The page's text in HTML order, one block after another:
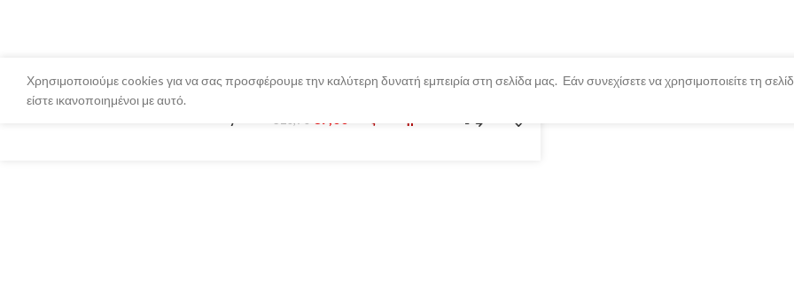
Χρησιμοποιούμε cookies για να σας προσφέρουμε την καλύτερη δυνατή εμπειρία στη σελίδα μας. Εάν συνεχίσετε να χρησιμοποιείτε τη
είστε ικανοποιημένοι με αυτό.